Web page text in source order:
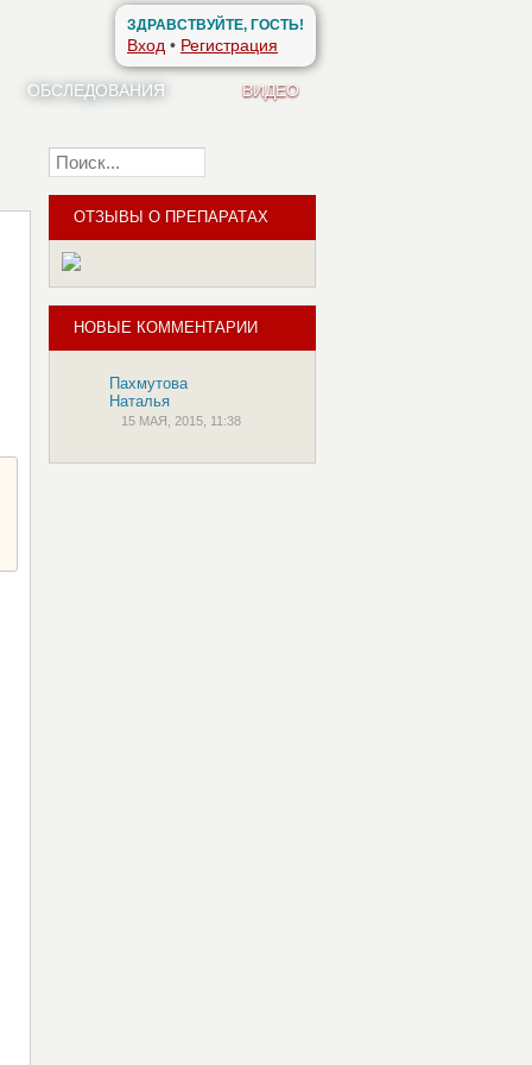
ЗДРАВСТВУЙТЕ, ГОСТЬ!
Вход • Регистрация
ОБСЛЕДОВАНИЯ ВИДЕО
ОТЗЫВЫ О ПРЕПАРАТАХ
НОВЫЕ КОММЕНТАРИИ
Пахмутова
Наталья
15 МАЯ, 2015, 11:38